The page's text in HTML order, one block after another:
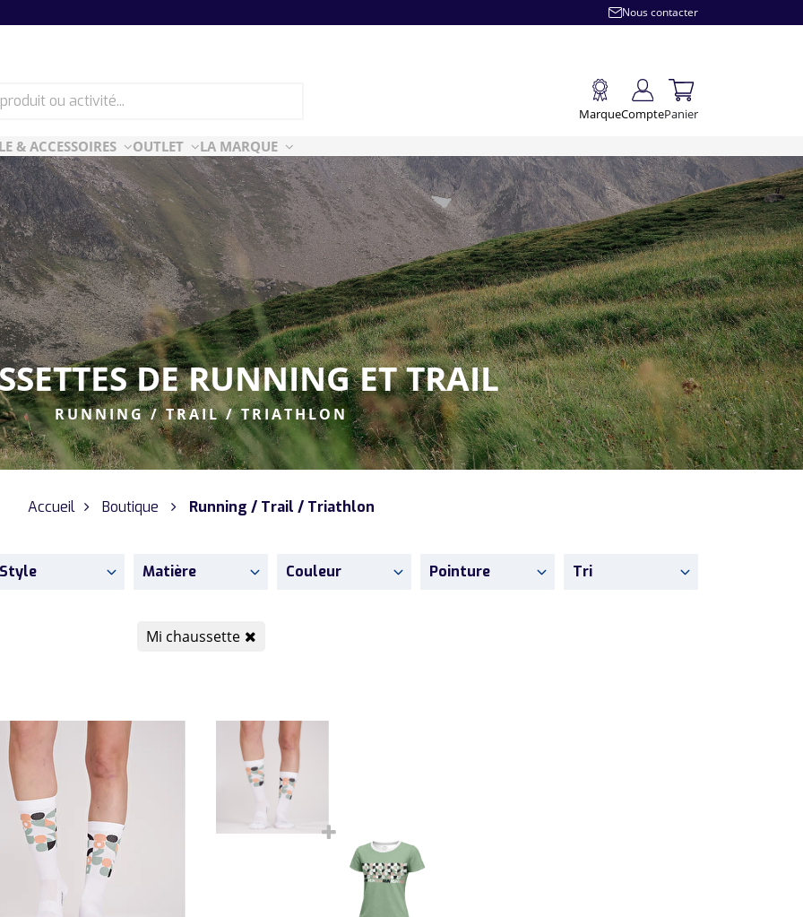
Nous contacter
MarqueComptePanier
ESSENTIELLES
ski
Air
Style
& ACCESSOIRES OUTLET LA MARQUE
DE RUNNING ET TRAIL
RUNNING / TRAIL / TRIATHLON
Accueil Boutique Running / Trail / Triathlon
Style Matière Couleur Pointure Tri
Mi chaussette